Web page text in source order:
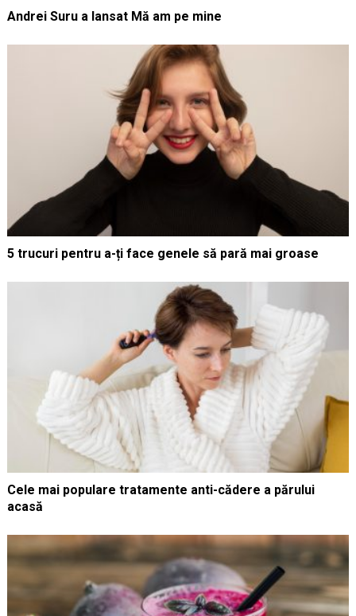
Andrei Suru a lansat Mă am pe mine
5 trucuri pentru a-ți face genele să pară mai groase
Cele mai populare tratamente anti-cădere a părului
acasă